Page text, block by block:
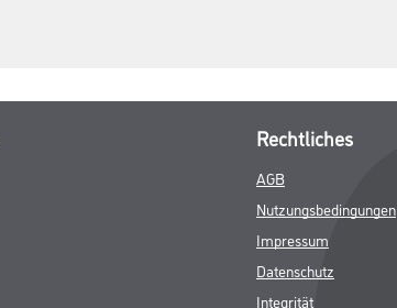
Rechtliches
AGB
Nutzungsbedingungen
Impressum
Datenschutz
Integrität